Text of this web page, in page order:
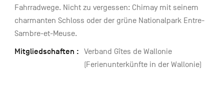
Fahrradwege. Nicht zu vergessen: Chimay mit seinem
charmanten Schloss oder der grüne Nationalpark Entre-
Sambre-et-Meuse.
Mitgliedschaften :
Verband Gîtes de Wallonie
(Ferienunterkünfte in der Wallonie)